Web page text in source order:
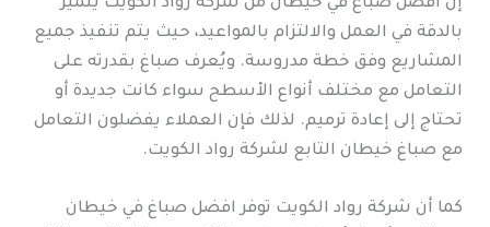
بالدقة في العمل والالتزام بالمواعيد، حيث يتم تنفيذ جميع
المشاريع وفق خطة مدروسة. ويُعرف صباغ بقدرته على
التعامل مع مختلف أنواع الأسطح سواء كانت جديدة أو
تحتاج إلى إعادة ترميم. لذلك فإن العملاء يفضلون التعامل
مع صباغ خيطان التابع لشركة رواد الكويت.
كما أن شركة رواد الكويت توفر افضل صباغ في خيطان